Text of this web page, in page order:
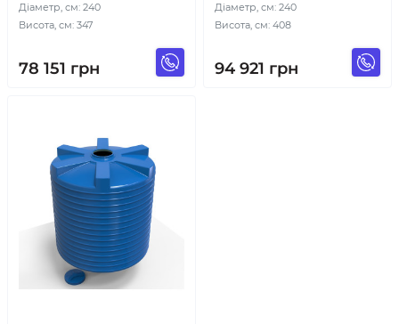
Діаметр, см: 240
Висота, см: 347
78 151 грн
Діаметр, см: 240
Висота, см: 408
94 921 грн